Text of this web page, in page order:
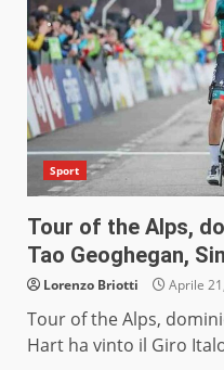
Sport
Tour of the Alps,
Tao Geoghegan,
Lorenzo Briotti Aprile
Tour of the Alps,
Hart ha vinto il Giro